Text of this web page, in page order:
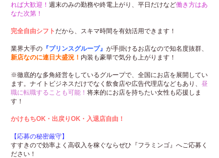
れば大歓迎！週末のみの勤務や終電上がり、平日だけなど働き方はあ
なた次第！
完全自由シフト だから、スキマ時間を有効活用できます！
業界大手の 『プリンスグループ』が手掛けるお店なので知名度抜群、
新店なのに連日大盛況！ 内装も豪華で気分も上がります！
※徹底的な多角経営をしているグループで、全国にお店を展開してい
ます。ナイトビジネスだけでなく飲食店や広告代理店などもあり、昼
職に転職することも可能！将来的にお店を持ちたい女性も応援しま
す！
かけもちOK・出戻りOK・入退店自由！
【応募の秘密厳守】
すすきので効率よく高収入を稼ぐならぜひ『フラミンゴ』へご応募く
ださい！